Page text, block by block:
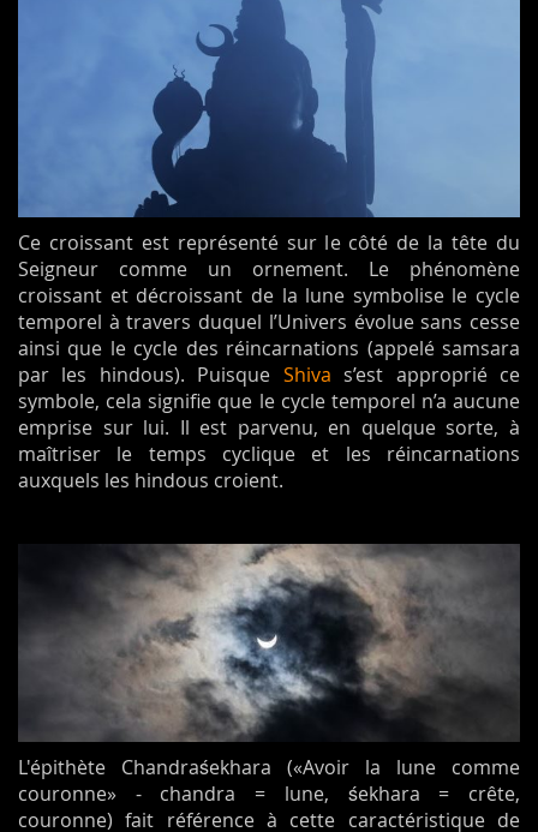
Ce croissant est représenté sur le côté de la tête du
Seigneur comme un ornement. Le phénomène
croissant et décroissant de la lune symbolise le cycle
temporel à travers duquel l’Univers évolue sans cesse
ainsi que le cycle des réincarnations (appelé samsara
par les hindous). Puisque Shiva s’est approprié ce
symbole, cela signifie que le cycle temporel n’a aucune
emprise sur lui. Il est parvenu, en quelque sorte, à
maîtriser le temps cyclique et les réincarnations
auxquels les hindous croient.
L'épithète Chandraśekhara («Avoir la lune comme
couronne» - chandra = lune, śekhara = crête,
couronne) fait référence à cette caractéristique de